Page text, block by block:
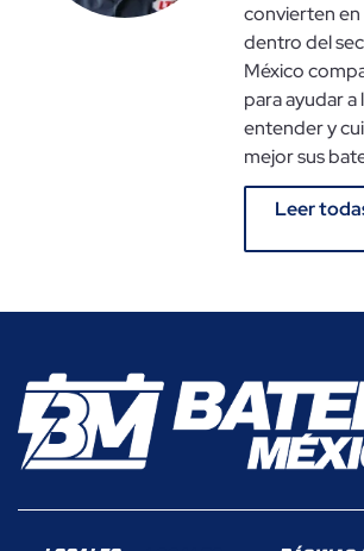
convierten
dentro del
México
para ayudar a
entender y
mejor sus
Leer